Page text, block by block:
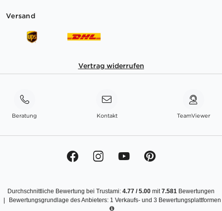
Versand
Vertrag widerrufen
Beratung Kontakt TeamViewer
Durchschnittliche Bewertung bei Trustami: 4.77 /5.00 mit7.581 Bewertungen
Bewertungsgrundlage des Anbieters: 1 Verkaufs- und 3 Bewertungsplattformen